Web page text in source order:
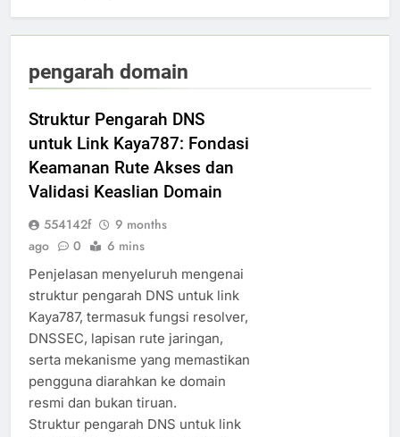
pengarah domain
Struktur Pengarah DNS
untuk Link Kaya787: Fondasi
Keamanan Rute Akses dan
Validasi Keaslian Domain
554142f
9 months
ago
0 6 mins
Penjelasan menyeluruh mengenai
struktur pengarah DNS untuk link
Kaya787, termasuk fungsi resolver,
DNSSEC, lapisan rute jaringan,
serta mekanisme yang memastikan
pengguna diarahkan ke domain
resmi dan bukan tiruan.
Struktur pengarah DNS untuk link